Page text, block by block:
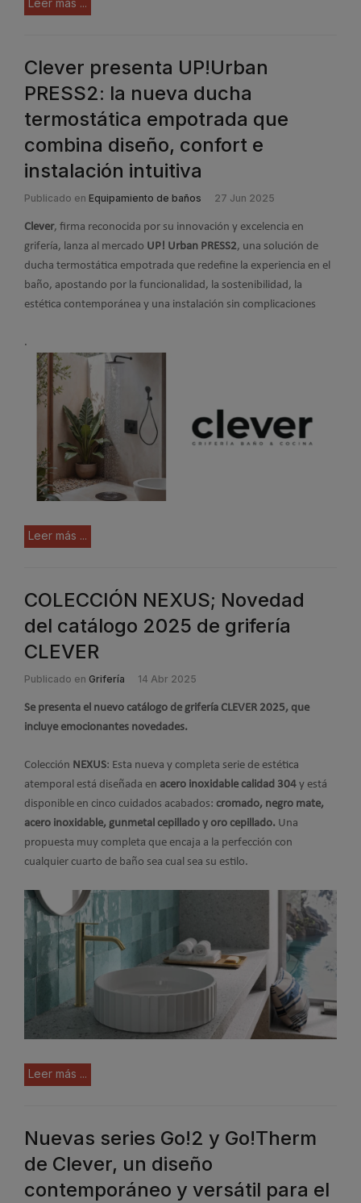
Leer más ...
Clever presenta UP!Urban
PRESS2: la nueva ducha
termostática empotrada que
combina diseño, confort e
instalación intuitiva
Publicado en Equipamiento de baños 27 Jun 2025
Clever, firma reconocida por su innovación y excelencia en
grifería, lanza al mercado UP! Urban PRESS2, una solución de
ducha termostática empotrada que redefine la experiencia en el
baño, apostando por la funcionalidad, la sostenibilidad, la
estética contemporánea y una instalación sin complicaciones
.
Leer más ...
COLECCIÓN NEXUS; Novedad
del catálogo 2025 de grifería
CLEVER
Publicado en Grifería 14 Abr 2025
Se presenta el nuevo catálogo de grifería CLEVER 2025, que
incluye emocionantes novedades.
Colección NEXUS: Esta nueva y completa serie de estética
atemporal está diseñada en acero inoxidable calidad 304 y está
disponible en cinco cuidados acabados: cromado, negro mate,
acero inoxidable, gunmetal cepillado y oro cepillado. Una
propuesta muy completa que encaja a la perfección con
cualquier cuarto de baño sea cual sea su estilo.
Leer más ...
Nuevas series Go!2 y Go!Therm
de Clever, un diseño
contemporáneo y versátil para el